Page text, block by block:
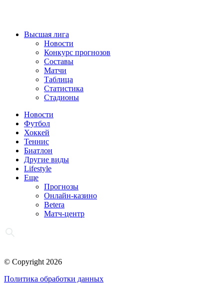
Высшая лига
Новости
Конкурс прогнозов
Составы
Матчи
Таблица
Статистика
Стадионы
Новости
Футбол
Хоккей
Теннис
Биатлон
Другие виды
Lifestyle
Еще
Прогнозы
Онлайн-казино
Betera
Матч-центр
© Copyright 2026
Политика обработки данных